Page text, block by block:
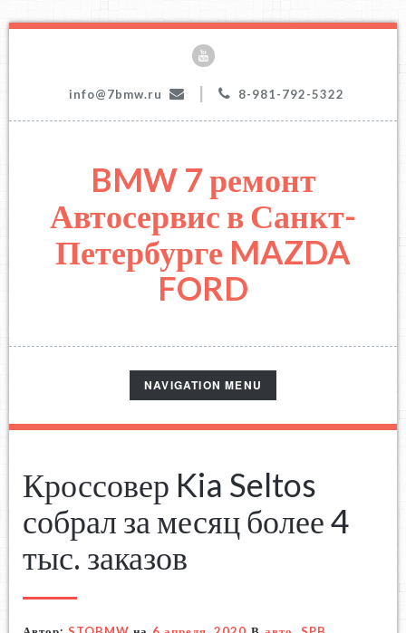
info@7bmw.ru 8-981-792-5322
BMW 7 ремонт
Автосервис в Санкт-
Петербурге MAZDA
FORD
TOGGLE
NAVIGATION
NAVIGATION MENU
Кроссовер Kia Seltos
собрал за месяц более 4
тыс. заказов